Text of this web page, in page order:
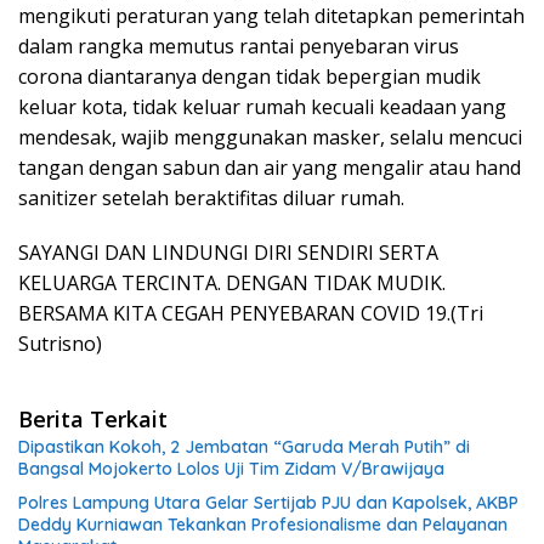
mengikuti peraturan yang telah ditetapkan pemerintah
dalam rangka memutus rantai penyebaran virus
corona diantaranya dengan tidak bepergian mudik
keluar kota, tidak keluar rumah kecuali keadaan yang
mendesak, wajib menggunakan masker, selalu mencuci
tangan dengan sabun dan air yang mengalir atau hand
sanitizer setelah beraktifitas diluar rumah.
SAYANGI DAN LINDUNGI DIRI SENDIRI SERTA
KELUARGA TERCINTA. DENGAN TIDAK MUDIK.
BERSAMA KITA CEGAH PENYEBARAN COVID 19.(Tri
Sutrisno)
Berita Terkait
Dipastikan Kokoh, 2 Jembatan “Garuda Merah Putih” di
Bangsal Mojokerto Lolos Uji Tim Zidam V/Brawijaya
Polres Lampung Utara Gelar Sertijab PJU dan Kapolsek, AKBP
Deddy Kurniawan Tekankan Profesionalisme dan Pelayanan